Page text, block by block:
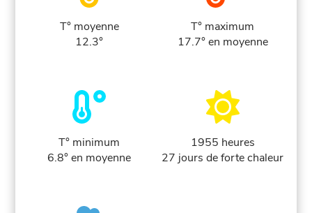
T° moyenne
12.3°
T° maximum
17.7° en moyenne
T° minimum
6.8° en moyenne
1955 heures
27 jours de forte chaleur